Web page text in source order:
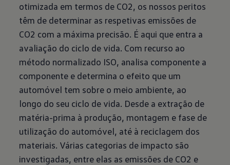
otimizada em termos de CO2, os nossos peritos
têm de determinar as respetivas emissões de
CO2 com a máxima precisão. É aqui que entra a
avaliação do ciclo de vida. Com recurso ao
método normalizado ISO, analisa componente a
componente e determina o efeito que um
automóvel tem sobre o meio ambiente, ao
longo do seu ciclo de vida. Desde a extração de
matéria-prima à produção, montagem e fase de
utilização do automóvel, até à reciclagem dos
materiais. Várias categorias de impacto são
investigadas, entre elas as emissões de CO2 e